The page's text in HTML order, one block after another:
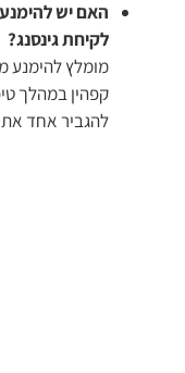
האם יש
לקיחת גינסנג?
מומלץ להימנע
קפהין במהלך
להגביר אחד